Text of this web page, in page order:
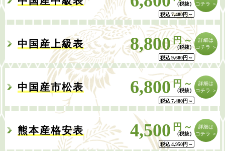
税込7,480円～
コチラ ＞
中国産上級表 8,800円～
税込9,680円 ～
詳細は
コチラ ＞
中国産市松表 6,800円～
税込7,480円 ～
詳細は
コチラ ＞
熊本産格安表 4,500 円～
税込4,950円 ～
詳細は
コチラ ＞